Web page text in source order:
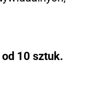
10 sztuk.